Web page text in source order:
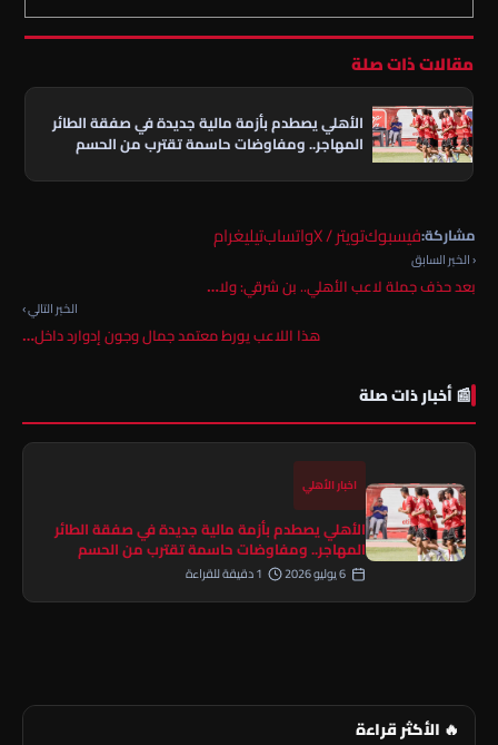
مقالات ذات صلة
الأهلي يصطدم بأزمة مالية جديدة في صفقة الطائر
المهاجر.. ومفاوضات حاسمة تقترب من الحسم
مشاركة:فيسبوكتويتر / X واتسابتيليغرام
‹ الخبر السابق
بعد حذف جملة لاعب الأهلي.. بن شرقي: ولا…
الخبر التالي ›
هذا اللاعب يورط معتمد جمال وجون إدوارد داخل…
📰 أخبار ذات صلة
اخبار الأهلي
الأهلي يصطدم بأزمة مالية جديدة في صفقة الطائر
المهاجر.. ومفاوضات حاسمة تقترب من الحسم
🔥 الأكثر قراءة